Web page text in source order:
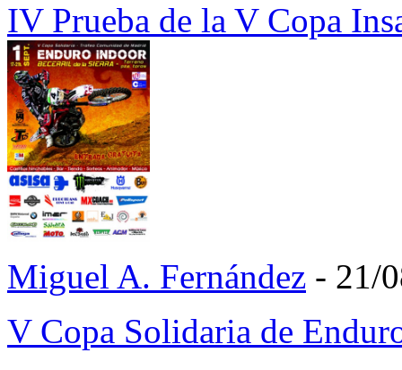
IV Prueba de la V Copa
Miguel A. Fernández - 21/
V Copa Solidaria de